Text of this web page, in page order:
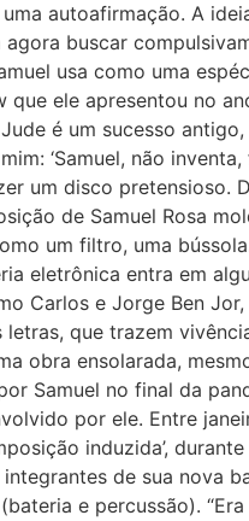
autoafirmação. A
agora buscar
usa como uma
que ele apresentou no
é um sucesso
‘Samuel, não
um disco pretensioso.
de Samuel Rosa
um filtro, uma
eletrônica entra em
Carlos e Jorge Ben
letras, que trazem
obra ensolarada,
Samuel no final da
por ele. Entre
induzida’,
de sua nova
e percussão).